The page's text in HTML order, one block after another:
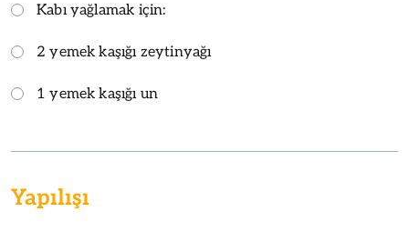
Kabı yağlamak için:
2 yemek kaşığı zeytinyağı
1 yemek kaşığı un
Yapılışı